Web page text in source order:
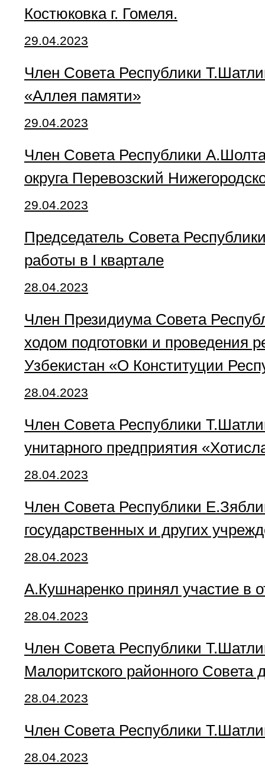
Костюковка г. Гомеля.
29.04.2023
Член Совета Республики
«Аллея памяти»
29.04.2023
Член Совета Республики
округа Перевозский
29.04.2023
Председатель Совета
работы в I квартале
28.04.2023
Член Президиума Совета
ходом подготовки и проведения
Узбекистан «О Конституции
28.04.2023
Член Совета Республики
унитарного предприятия
28.04.2023
Член Совета Республики
государственных и других
28.04.2023
А.Кушнаренко принял участие в
28.04.2023
Член Совета Республики
Малоритского районного Совета
28.04.2023
Член Совета Республики
28.04.2023